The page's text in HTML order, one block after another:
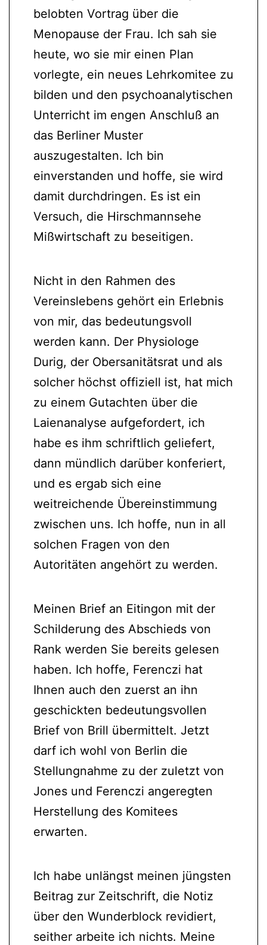
belobten Vortrag über die
Menopause der Frau. Ich sah sie
heute, wo sie mir einen Plan
vorlegte, ein neues Lehrkomitee zu
bilden und den psychoanalytischen
Unterricht im engen Anschluß an
das Berliner Muster
auszugestalten. Ich bin
einverstanden und hoffe, sie wird
damit durchdringen. Es ist ein
Versuch, die Hirschmannsehe
Mißwirtschaft zu beseitigen.
Nicht in den Rahmen des
Vereinslebens gehört ein Erlebnis
von mir, das bedeutungsvoll
werden kann. Der Physiologe
Durig, der Obersanitätsrat und als
solcher höchst offiziell ist, hat mich
zu einem Gutachten über die
Laienanalyse aufgefordert, ich
habe es ihm schriftlich geliefert,
dann mündlich darüber konferiert,
und es ergab sich eine
weitreichende Übereinstimmung
zwischen uns. Ich hoffe, nun in all
solchen Fragen von den
Autoritäten angehört zu werden.
Meinen Brief an Eitingon mit der
Schilderung des Abschieds von
Rank werden Sie bereits gelesen
haben. Ich hoffe, Ferenczi hat
Ihnen auch den zuerst an ihn
geschickten bedeutungsvollen
Brief von Brill übermittelt. Jetzt
darf ich wohl von Berlin die
Stellungnahme zu der zuletzt von
Jones und Ferenczi angeregten
Herstellung des Komitees
erwarten.
Ich habe unlängst meinen jüngsten
Beitrag zur Zeitschrift, die Notiz
über den Wunderblock revidiert,
seither arbeite ich nichts. Meine